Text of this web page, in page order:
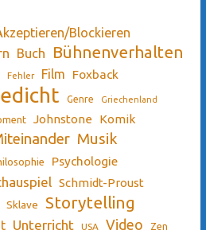
Blockieren
Buch Bühnenverhalten
Fehler Film Foxback
Genre Griechenland
Johnstone Komik
Musik
Psychologie
Schmidt-Proust
Sklave Storytelling
Unterricht USA Video Zen